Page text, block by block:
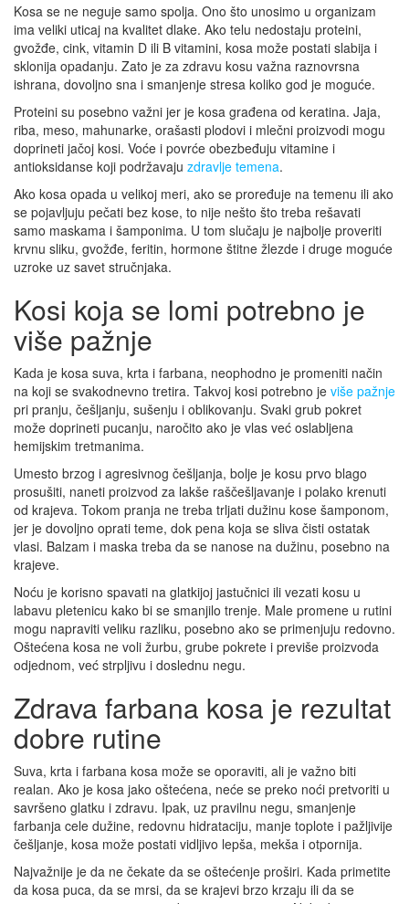
Kosa se ne neguje samo spolja. Ono što unosimo u organizam
ima veliki uticaj na kvalitet dlake. Ako telu nedostaju proteini,
gvožđe, cink, vitamin D ili B vitamini, kosa može postati slabija i
sklonija opadanju. Zato je za zdravu kosu važna raznovrsna
ishrana, dovoljno sna i smanjenje stresa koliko god je moguće.
Proteini su posebno važni jer je kosa građena od keratina. Jaja,
riba, meso, mahunarke, orašasti plodovi i mlečni proizvodi mogu
doprineti jačoj kosi. Voće i povrće obezbeđuju vitamine i
antioksidanse koji podržavaju zdravlje temena.
Ako kosa opada u velikoj meri, ako se proređuje na temenu ili ako
se pojavljuju pečati bez kose, to nije nešto što treba rešavati
samo maskama i šamponima. U tom slučaju je najbolje proveriti
krvnu sliku, gvožđe, feritin, hormone štitne žlezde i druge moguće
uzroke uz savet stručnjaka.
Kosi koja se lomi potrebno je
više pažnje
Kada je kosa suva, krta i farbana, neophodno je promeniti način
na koji se svakodnevno tretira. Takvoj kosi potrebno je više pažnje
pri pranju, češljanju, sušenju i oblikovanju. Svaki grub pokret
može doprineti pucanju, naročito ako je vlas već oslabljena
hemijskim tretmanima.
Umesto brzog i agresivnog češljanja, bolje je kosu prvo blago
prosušiti, naneti proizvod za lakše raščešljavanje i polako krenuti
od krajeva. Tokom pranja ne treba trljati dužinu kose šamponom,
jer je dovoljno oprati teme, dok pena koja se sliva čisti ostatak
vlasi. Balzam i maska treba da se nanose na dužinu, posebno na
krajeve.
Noću je korisno spavati na glatkijoj jastučnici ili vezati kosu u
labavu pletenicu kako bi se smanjilo trenje. Male promene u rutini
mogu napraviti veliku razliku, posebno ako se primenjuju redovno.
Oštećena kosa ne voli žurbu, grube pokrete i previše proizvoda
odjednom, već strpljivu i doslednu negu.
Zdrava farbana kosa je rezultat
dobre rutine
Suva, krta i farbana kosa može se oporaviti, ali je važno biti
realan. Ako je kosa jako oštećena, neće se preko noći pretvoriti u
savršeno glatku i zdravu. Ipak, uz pravilnu negu, smanjenje
farbanja cele dužine, redovnu hidrataciju, manje toplote i pažljivije
češljanje, kosa može postati vidljivo lepša, mekša i otpornija.
Najvažnije je da ne čekate da se oštećenje proširi. Kada primetite
da kosa puca, da se mrsi, da se krajevi brzo krzaju ili da se